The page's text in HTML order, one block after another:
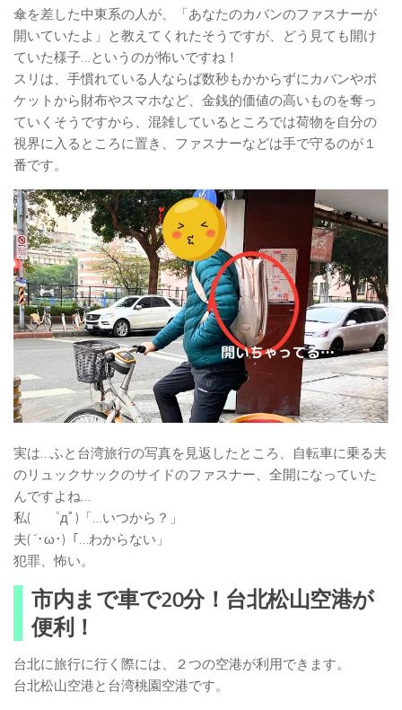
傘を差した中東系の人が、「あなたのカバンのファスナーが
開いていたよ」と教えてくれたそうですが、どう見ても開け
ていた様子…というのが怖いですね！
スリは、手慣れている人ならば数秒もかからずにカバンやポ
ケットから財布やスマホなど、金銭的価値の高いものを奪っ
ていくそうですから、混雑しているところでは荷物を自分の
視界に入るところに置き、ファスナーなどは手で守るのが１
番です。
実は…ふと台湾旅行の写真を見返したところ、自転車に乗る夫
のリュックサックのサイドのファスナー、全開になっていた
んですよね…
私( ゜дﾟ)「…いつから？」
夫( ´･ω･)「…わからない」
犯罪、怖い。
市内まで車で20分！台北松山空港が
便利！
台北に旅行に行く際には、２つの空港が利用できます。
台北松山空港と台湾桃園空港です。